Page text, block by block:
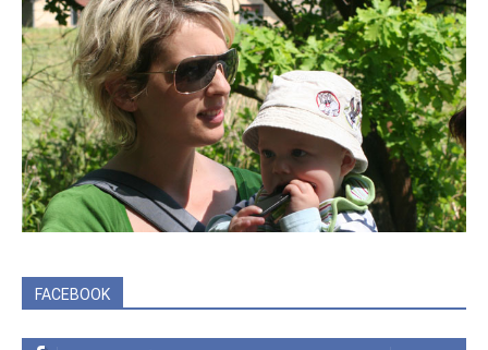
FACEBOOK